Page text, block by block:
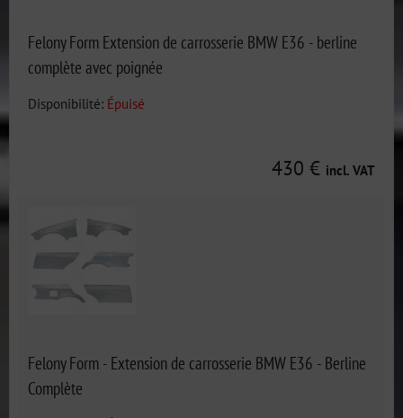
Felony Form Extension de carrosserie BMW E36 - berline
complète avec poignée
Disponibilité: Épuisé
430 € incl. VAT
Felony Form - Extension de carrosserie BMW E36 - Berline
Complète